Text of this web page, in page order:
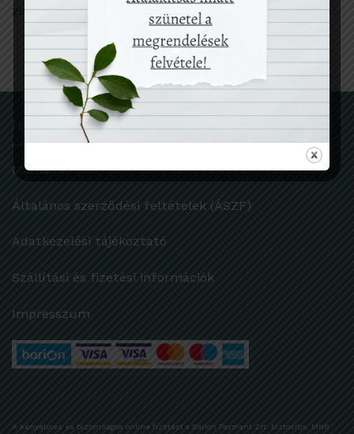
zero waste
Információk
Márkáink
Általános szerződési feltételek (ÁSZF)
Adatkezelési tájékoztató
Szállítási és fizetési információk
Impresszum
A kényelmes és biztonságos online fizetést a Barion Payment Zrt. biztosítja, MNB